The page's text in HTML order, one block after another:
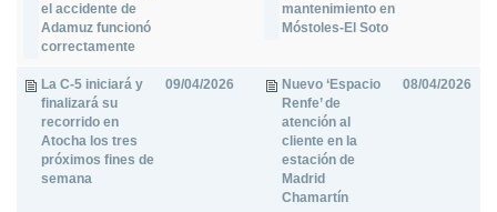
el accidente de
Adamuz funcionó
correctamente
mantenimiento en
Móstoles-El Soto
La C-5 iniciará y
finalizará su
recorrido en
Atocha los tres
próximos fines de
semana
09/04/2026
Nuevo ‘Espacio
Renfe’ de
atención al
cliente en la
estación de
Madrid
Chamartín
08/04/2026